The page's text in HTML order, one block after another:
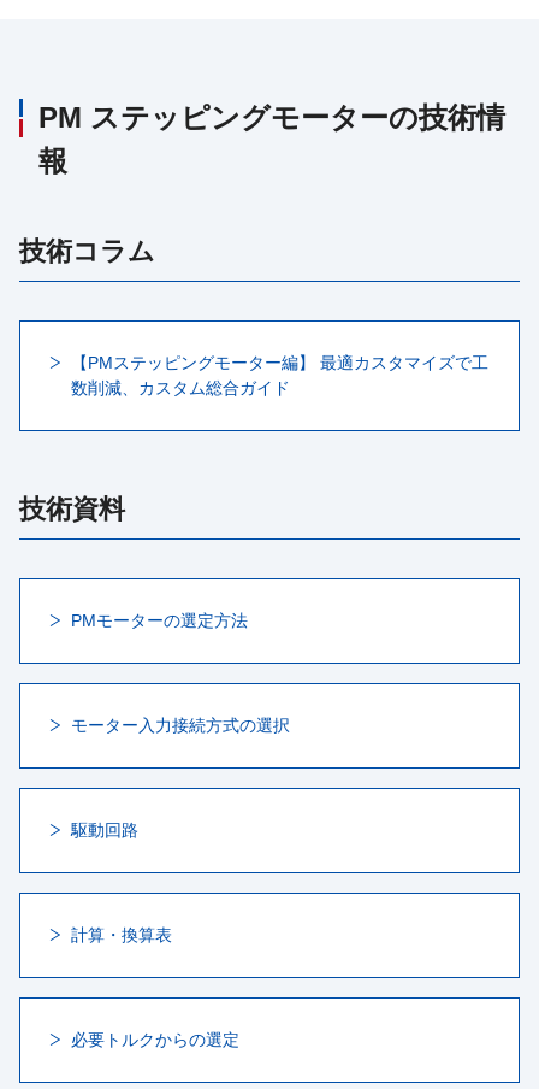
PM ステッピングモーターの技術情
報
技術コラム
【PMステッピングモーター編】 最適カスタマイズで工
数削減、カスタム総合ガイド
技術資料
PMモーターの選定方法
モーター入力接続方式の選択
駆動回路
計算・換算表
必要トルクからの選定